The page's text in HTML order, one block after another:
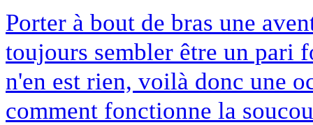
Porter à bout de bras une
toujours sembler être un pari
n'en est rien, voilà donc une
comment fonctionne la